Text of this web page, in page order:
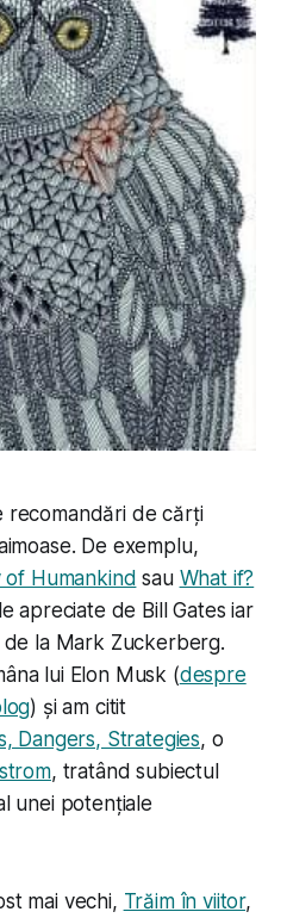
recomandări de cărți
De exemplu,
of Humankind sau What if?
apreciate de Bill Gates iar
la Mark Zuckerberg.
lui Elon Musk (despre
) și am citit
Dangers, Strategies, o
, tratând subiectul
unei potențiale
mai vechi, Trăim în viitor,